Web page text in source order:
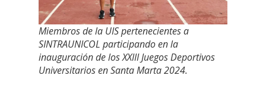
Miembros de la UIS pertenecientes a
SINTRAUNICOL participando en la
inauguración de los XXIII Juegos Deportivos
Universitarios en Santa Marta 2024.